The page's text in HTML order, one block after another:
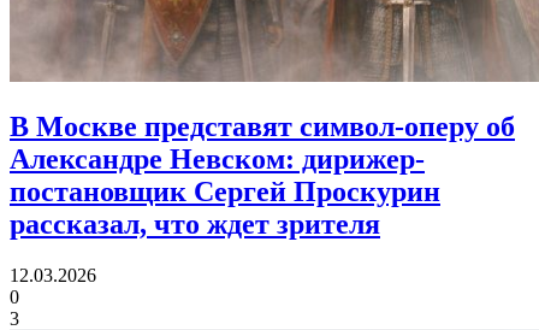
В Москве представят символ-оперу об
Александре Невском: дирижер-
постановщик Сергей Проскурин
рассказал, что ждет зрителя
12.03.2026
0
3